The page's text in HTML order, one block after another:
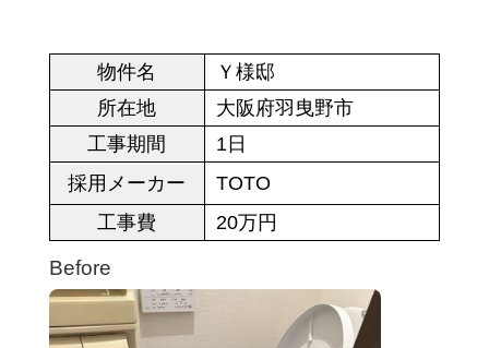
物件名
Ｙ様邸
所在地
大阪府羽曳野市
工事期間
1日
採用メーカー
TOTO
工事費
20万円
Before